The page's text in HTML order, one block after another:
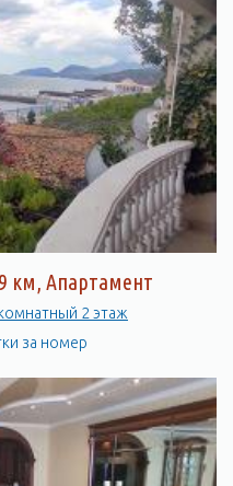
км, Апартамент
2 этаж
за номер